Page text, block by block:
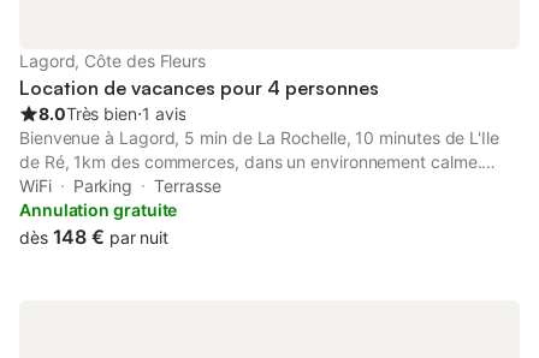
Lagord, Côte des Fleurs
Location de vacances pour 4 personnes
8.0Très bien⋅1 avis
Bienvenue à Lagord, 5 min de La Rochelle, 10 minutes de L'Ile
de Ré, 1km des commerces, dans un environnement calme.
Vous séjournerez dans cette maison indépendante de plain-pied
construite en 2022. Une cour et un patio vous permettrons de
profiter des repas en extérieur. Le séjour avec cuisine ouverte et
WiFi Parking
Terrasse
Annulation gratuite
dès 148 € par nuit